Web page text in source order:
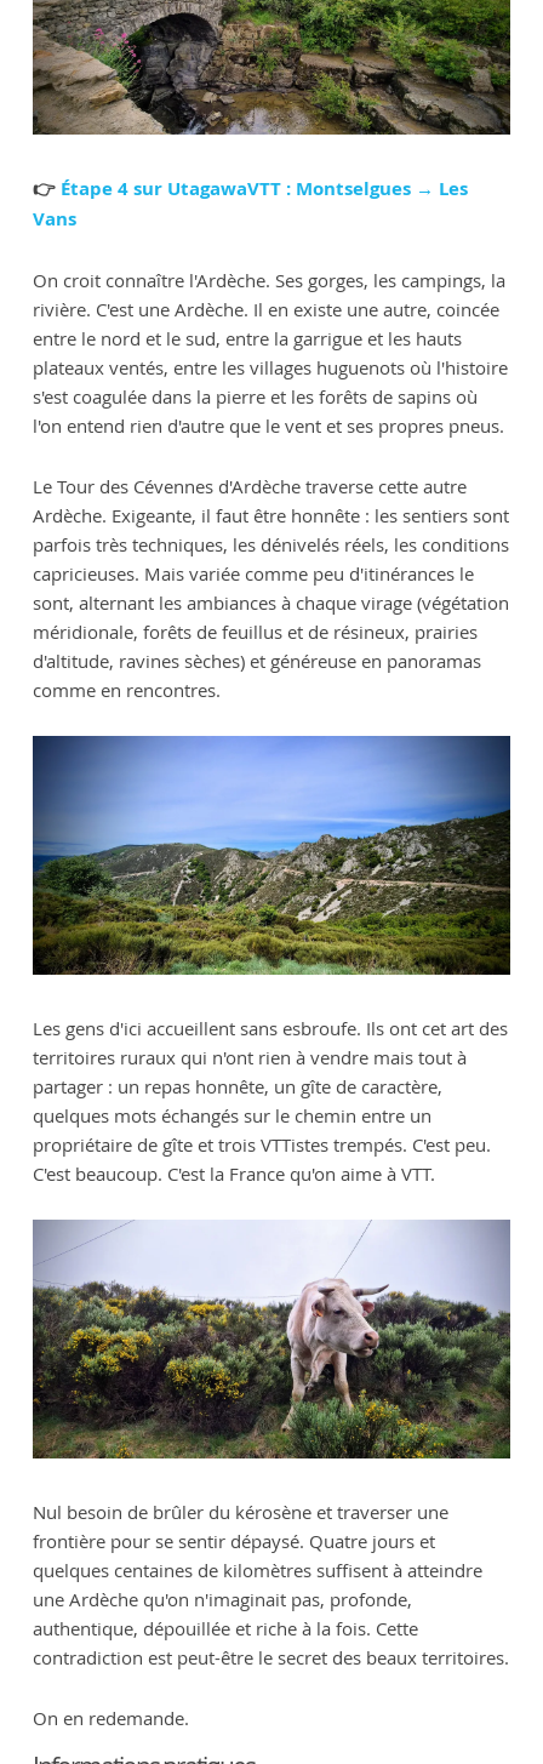
👉 Étape 4 sur UtagawaVTT : Montselgues → Les
Vans
On croit connaître l'Ardèche. Ses gorges, les campings, la
rivière. C'est une Ardèche. Il en existe une autre, coincée
entre le nord et le sud, entre la garrigue et les hauts
plateaux ventés, entre les villages huguenots où l'histoire
s'est coagulée dans la pierre et les forêts de sapins où
l'on entend rien d'autre que le vent et ses propres pneus.
Le Tour des Cévennes d'Ardèche traverse cette autre
Ardèche. Exigeante, il faut être honnête : les sentiers sont
parfois très techniques, les dénivelés réels, les conditions
capricieuses. Mais variée comme peu d'itinérances le
sont, alternant les ambiances à chaque virage (végétation
méridionale, forêts de feuillus et de résineux, prairies
d'altitude, ravines sèches) et généreuse en panoramas
comme en rencontres.
Les gens d'ici accueillent sans esbroufe. Ils ont cet art des
territoires ruraux qui n'ont rien à vendre mais tout à
partager : un repas honnête, un gîte de caractère,
quelques mots échangés sur le chemin entre un
propriétaire de gîte et trois VTTistes trempés. C'est peu.
C'est beaucoup. C'est la France qu'on aime à VTT.
Nul besoin de brûler du kérosène et traverser une
frontière pour se sentir dépaysé. Quatre jours et
quelques centaines de kilomètres suffisent à atteindre
une Ardèche qu'on n'imaginait pas, profonde,
authentique, dépouillée et riche à la fois. Cette
contradiction est peut-être le secret des beaux territoires.
On en redemande.